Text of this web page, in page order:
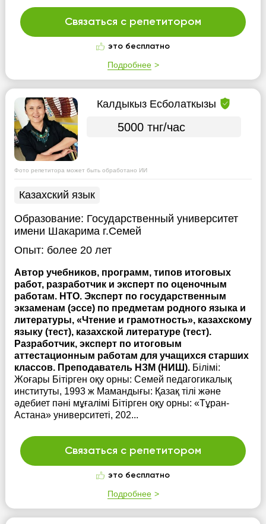
Связаться с репетитором
это бесплатно
Подробнее
Калдыкыз Есболаткызы
5000 тнг/час
Фото репетитора может быть обработано ИИ
Казахский язык
Образование: Государственный университет
имени Шакарима г.Семей
Опыт: более 20 лет
Автор учебников, программ, типов итоговых
работ, разработчик и эксперт по оценочным
работам. НТО. Эксперт по государственным
экзаменам (эссе) по предметам родного языка и
литературы, «Чтение и грамотность», казахскому
языку (тест), казахской литературе (тест).
Разработчик, эксперт по итоговым
аттестационным работам для учащихся старших
классов. Преподаватель НЗМ (НИШ). Білімі:
Жоғары Бітірген оқу орны: Семей педагогикалық
институты, 1993 ж Мамандығы: Қазақ тілі және
әдебиет пәні мұғалімі Бітірген оқу орны: «Тұран-
Астана» университеті, 202...
Связаться с репетитором
это бесплатно
Подробнее